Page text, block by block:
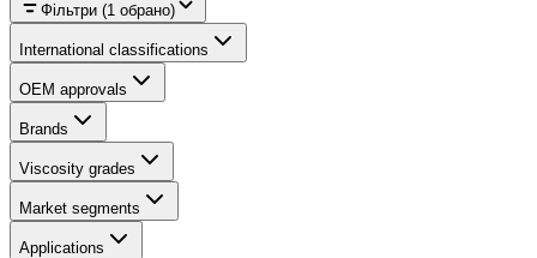
Фільтри (1 обрано)
International classifications
OEM approvals
Brands
Viscosity grades
Market segments
Applications